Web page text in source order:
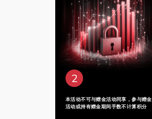
2
本活动不可与赠金活动同享，参与赠金
活动或持有赠金期间手数不计算积分